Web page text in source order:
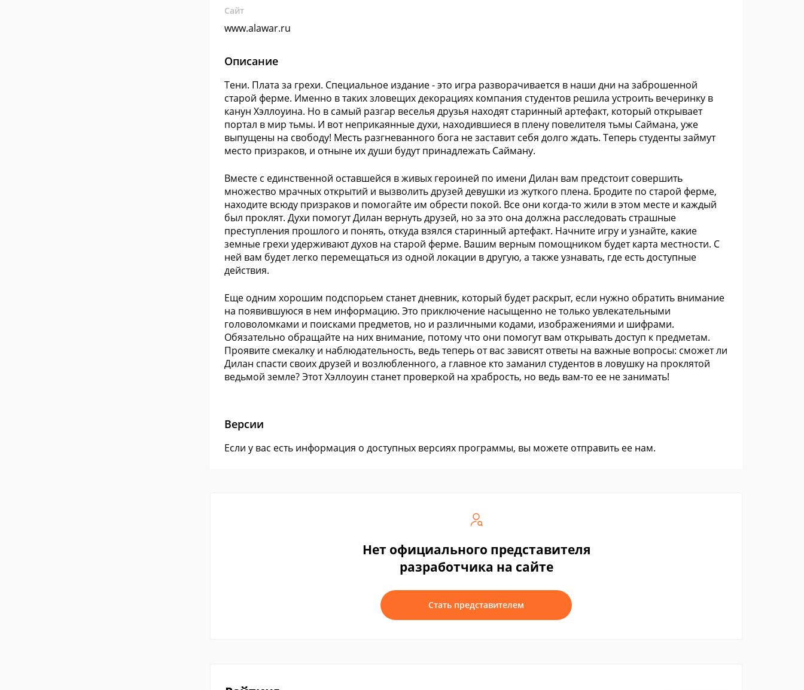
Сайт
www.alawar.ru
Описание
Тени. Плата за грехи. Специальное издание - это игра разворачивается в наши дни на заброшенной
старой ферме. Именно в таких зловещих декорациях компания студентов решила устроить вечеринку в
канун Хэллоуина. Но в самый разгар веселья друзья находят старинный артефакт, который открывает
портал в мир тьмы. И вот неприкаянные духи, находившиеся в плену повелителя тьмы Саймана, уже
выпущены на свободу! Месть разгневанного бога не заставит себя долго ждать. Теперь студенты займут
место призраков, и отныне их души будут принадлежать Сайману.
Вместе с единственной оставшейся в живых героиней по имени Дилан вам предстоит совершить
множество мрачных открытий и вызволить друзей девушки из жуткого плена. Бродите по старой ферме,
находите всюду призраков и помогайте им обрести покой. Все они когда-то жили в этом месте и каждый
был проклят. Духи помогут Дилан вернуть друзей, но за это она должна расследовать страшные
преступления прошлого и понять, откуда взялся старинный артефакт. Начните игру и узнайте, какие
земные грехи удерживают духов на старой ферме. Вашим верным помощником будет карта местности. С
ней вам будет легко перемещаться из одной локации в другую, а также узнавать, где есть доступные
действия.
Еще одним хорошим подспорьем станет дневник, который будет раскрыт, если нужно обратить внимание
на появившуюся в нем информацию. Это приключение насыщенно не только увлекательными
головоломками и поисками предметов, но и различными кодами, изображениями и шифрами.
Обязательно обращайте на них внимание, потому что они помогут вам открывать доступ к предметам.
Проявите смекалку и наблюдательность, ведь теперь от вас зависят ответы на важные вопросы: сможет ли
Дилан спасти своих друзей и возлюбленного, а главное кто заманил студентов в ловушку на проклятой
ведьмой земле? Этот Хэллоуин станет проверкой на храбрость, но ведь вам-то ее не занимать!
Версии
Если у вас есть информация о доступных версиях программы, вы можете отправить ее нам.
Нет официального представителя
разработчика на сайте
Стать представителем